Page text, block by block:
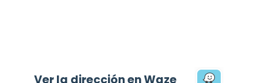
Ver la dirección en Waze